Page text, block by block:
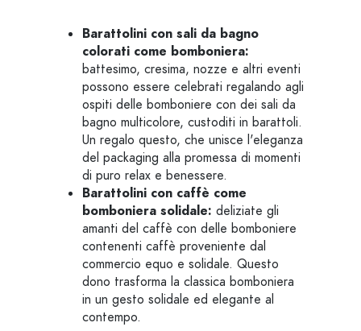
Barattolini con sali da bagno
colorati come bomboniera:
battesimo, cresima, nozze e altri eventi
possono essere celebrati regalando agli
ospiti delle bomboniere con dei sali da
bagno multicolore, custoditi in barattoli.
Un regalo questo, che unisce l'eleganza
del packaging alla promessa di momenti
di puro relax e benessere.
Barattolini con caffè come
bomboniera solidale: deliziate gli
amanti del caffè con delle bomboniere
contenenti caffè proveniente dal
commercio equo e solidale. Questo
dono trasforma la classica bomboniera
in un gesto solidale ed elegante al
contempo.